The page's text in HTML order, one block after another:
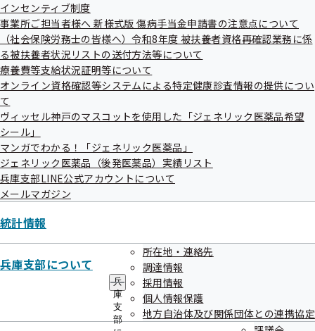
ー
インセンティブ制度
事業所ご担当者様へ 新様式版 傷病手当金申請書の注意点について
（社会保険労務士の皆様へ）令和8年度 被扶養者資格再確認業務に係
る被扶養者状況リストの送付方法等について
療養費等支給状況証明等について
オンライン資格確認等システムによる特定健康診査情報の提供につい
て
ヴィッセル神戸のマスコットを使用した「ジェネリック医薬品希望
シール」
マンガでわかる！「ジェネリック医薬品」
ジェネリック医薬品（後発医薬品）実績リスト
兵庫支部LINE公式アカウントについて
メールマガジン
統計情報
兵庫支部について
兵
庫
支
部
所在地・連絡先
調達情報
採用情報
個人情報保護
地方自治体及び関係団体との連携協定
電話番号
0120-437-850
具体的な委託業務内容
兵庫支部加入事業所に対する事業者健診（定期健診）結果お
よび提供依頼書の提出依頼業務、健診結果データ提供契約機
関に対する事業者健診（定期健診）結果の提供依頼業務
委託期間
令和8年4月1日から令和9年3月31日まで